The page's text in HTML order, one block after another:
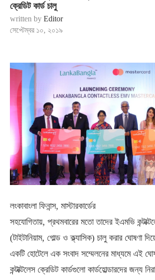
ক্রেডিট কার্ড চালু
written by Editor
সেপ্টেম্বর ১০, ২০১৯
লংকাবাংলা ফিনান্স, মাস্টারকার্ডের
সহযোগিতায়, প্রথমবারের মতো তাদের ইএমভি
(টাইটানিয়াম, গোল্ড ও ক্ল্যাসিক) চালু করার ঘোষণা
একটি হোটেলে এক সংবাদ সম্মেলনের মাধ্যমে এই
কন্টাক্টলেস ক্রেডিট কার্ডগুলো কার্ডহোল্ডারদের জন্য